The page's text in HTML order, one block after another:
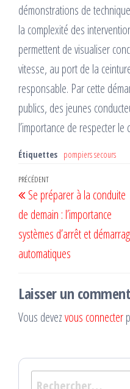
démonstrations de
la complexité des
permettent de visualiser
vitesse, au port de la
responsable. Par cette
publics, des jeunes
l’importance de respecter
Étiquettes pompiers secours
Navigation
de
l’article
Article
précédent
PRÉCÉDENT
Se préparer à la conduite
de demain : l’importance
systèmes d’arrêt et
automatiques
Laisser un
Vous devezvous connecter
Rechercher :